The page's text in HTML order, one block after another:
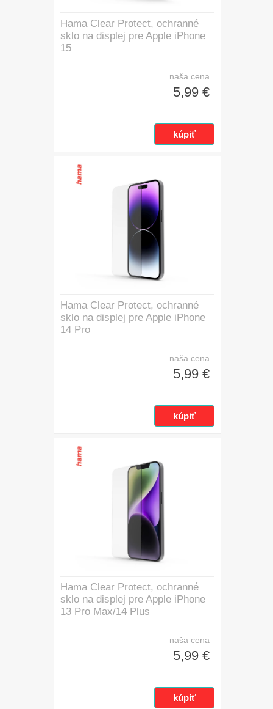
Hama Clear Protect, ochranné
sklo na displej pre Apple iPhone
15
naša cena
5,99 €
Hama Clear Protect, ochranné
sklo na displej pre Apple iPhone
14 Pro
naša cena
5,99 €
Hama Clear Protect, ochranné
sklo na displej pre Apple iPhone
13 Pro Max/14 Plus
naša cena
5,99 €